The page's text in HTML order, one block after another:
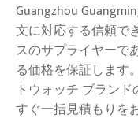
Guangzhou
文に対応する信頼で
スのサプライヤーで
る価格を保証します
トウォッチ ブラン
すぐ一括見積もりを